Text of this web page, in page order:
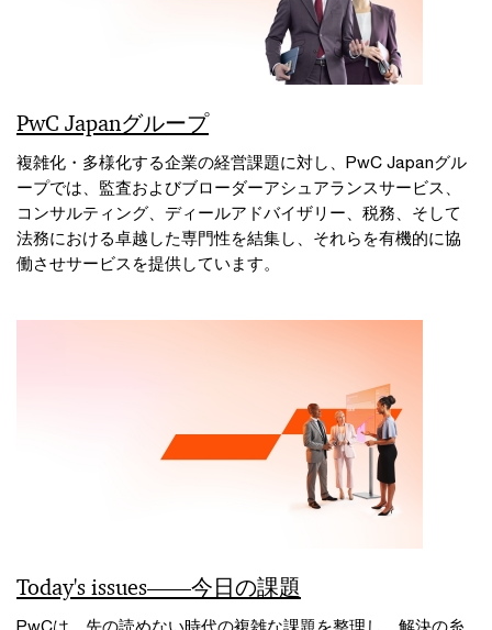
PwC Japanグループ
複雑化・多様化する企業の経営課題に対し、PwC Japanグル
ープでは、監査およびブローダーアシュアランスサービス、
コンサルティング、ディールアドバイザリー、税務、そして
法務における卓越した専門性を結集し、それらを有機的に協
働させサービスを提供しています。
Today's issues――今日の課題
PwCは、先の読めない時代の複雑な課題を整理し、解決の糸